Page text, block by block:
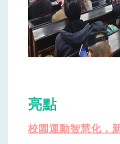
亮點
校園運動智慧化，